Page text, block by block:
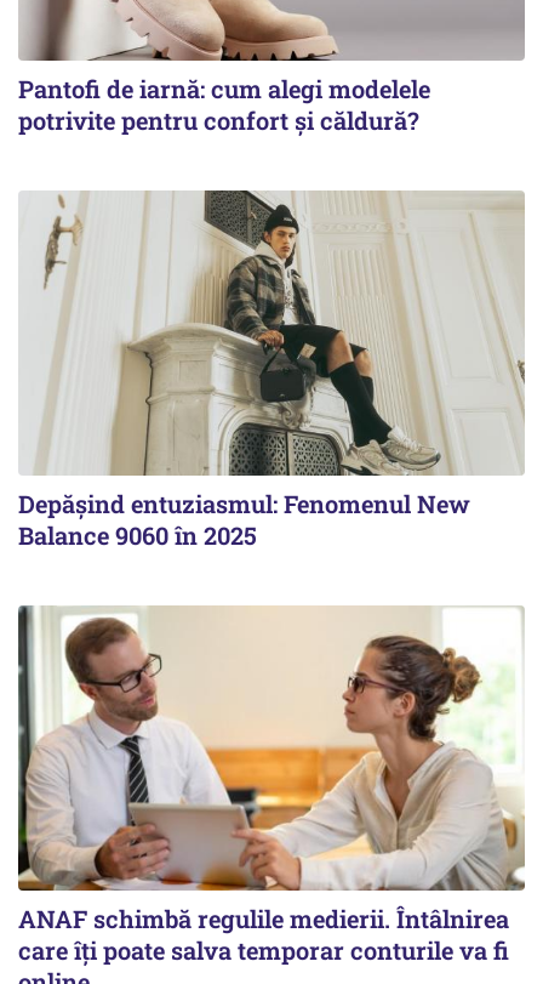
Pantofi de iarnă: cum alegi modelele
potrivite pentru confort și căldură?
Depășind entuziasmul: Fenomenul New
Balance 9060 în 2025
ANAF schimbă regulile medierii. Întâlnirea
care îți poate salva temporar conturile va fi